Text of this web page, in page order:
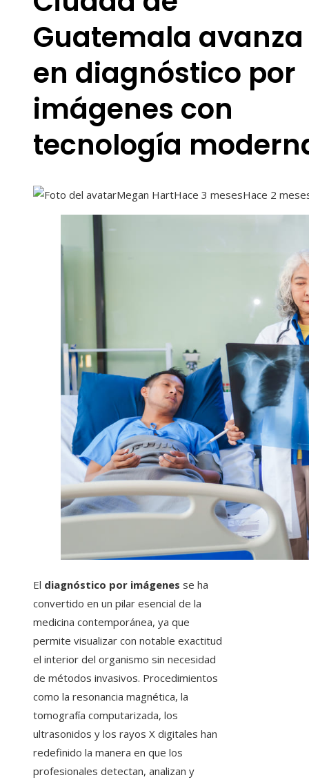
Guatemala avanza
en diagnóstico por
imágenes con
tecnología
Megan HartHace 3 mesesHace 2
El diagnóstico por imágenes se ha
convertido en un pilar esencial de la
medicina contemporánea, ya que
permite visualizar con notable exactitud
el interior del organismo sin necesidad
de métodos invasivos. Procedimientos
como la resonancia magnética, la
tomografía computarizada, los
ultrasonidos y los rayos X digitales han
redefinido la manera en que los
profesionales detectan, analizan y